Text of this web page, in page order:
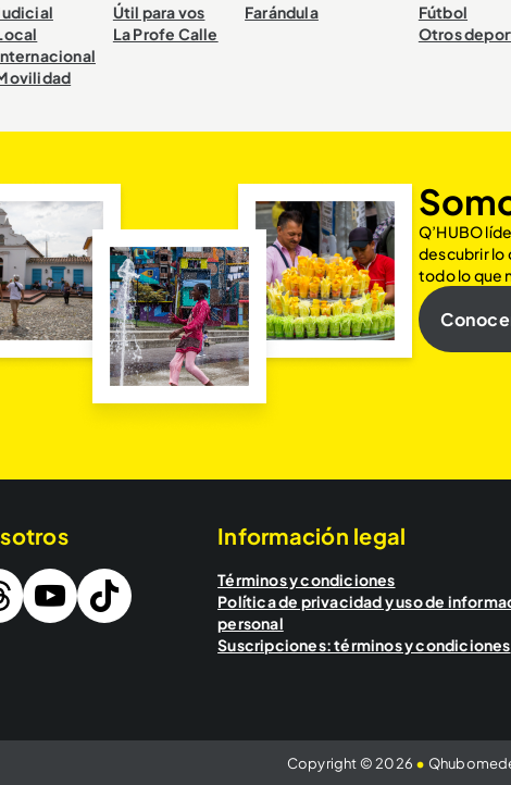
Útil para vos
La Profe Calle
Farándula
Fútbol
Otros
Q’HUBO
descubrir lo
todo lo que
Información legal
Términos y condiciones
Política de privacidad y uso de
personal
Suscripciones: términos y condiciones
Copyright © 2026 •